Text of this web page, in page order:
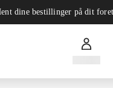
dine bestillinger på dit